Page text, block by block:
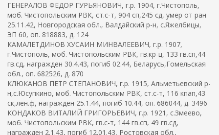
ГЕНЕРАЛОВ ФЕДОР ГУРЬЯНОВИЧ, г.р. 1904, г.Чистополь,
моб. Чистопольским РВК, ст.с-т, 904 сп,245 сд, умер от ран
25.11.42, Новгородская обл., Валдайский р-н, с.Яжелбицы,
ЭП 60, оп. 818883, д. 124
КАМАЛЕТДИНОВ ХУСАИН МИНВАЛЕЕВИЧ, г.р. 1907,
г.Чистополь, моб. Чистопольским РВК, гв.кр-ц, 133 гв.сп,44
гв.сд, награжден 30.4.43, погиб 02.44, Беларусь,Гомельская
обл., оп. 682526, д. 870
КЛЮКАНОВ ПЕТР СТЕПАНОВИЧ, г.р. 1915, Альметьевский р-
н,с.Юсупкино, моб. Чистопольским РВК, ст.с-т, 116 кпап,43
ск,лен.ф, награжден 25.1.44, погиб 10.44, оп. 686044, д. 3496
КОНДАКОВ ВИТАЛИЙ ГРИГОРЬЕВИЧ, г.р. 1921, с.Змеево,
моб. Чистопольским РВК, гв.с-т, 144 гв.сп, 49 гв.сд,
награжден 2.1.43, погиб 12.01.43, Ростовская обл.,